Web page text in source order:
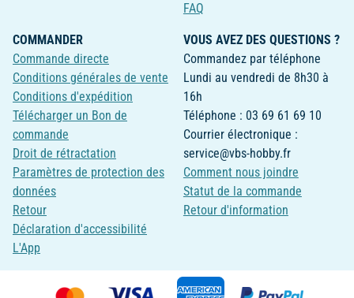
FAQ
COMMANDER
Commande directe
Conditions générales de vente
Conditions d'expédition
Télécharger un Bon de
commande
Droit de rétractation
Paramètres de protection des
données
Retour
Déclaration d'accessibilité
L'App
VOUS AVEZ DES QUESTIONS ?
Commandez par téléphone
Lundi au vendredi de 8h30 à
16h
Téléphone : 03 69 61 69 10
Courrier électronique :
service@vbs-hobby.fr
Comment nous joindre
Statut de la commande
Retour d'information